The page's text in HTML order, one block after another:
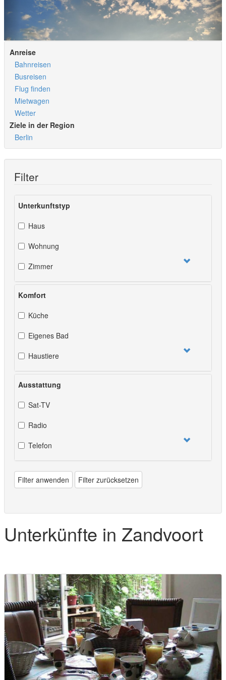
Anreise
Bahnreisen
Busreisen
Flug finden
Mietwagen
Wetter
Ziele in der Region
Berlin
Filter
Unterkunftstyp
Haus
Wohnung
Zimmer
Komfort
Küche
Eigenes Bad
Haustiere
Ausstattung
Sat-TV
Radio
Telefon
Filter anwenden Filter zurücksetzen
Unterkünfte in Zandvoort